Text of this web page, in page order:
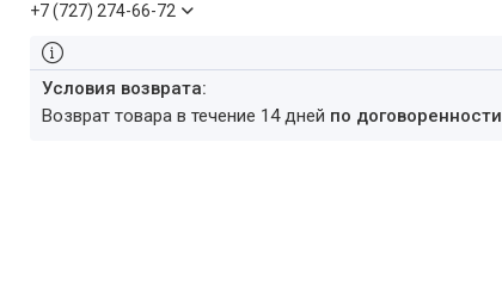
+7 (727) 274-66-72
возврат товара в течение 14 дней по договоренности